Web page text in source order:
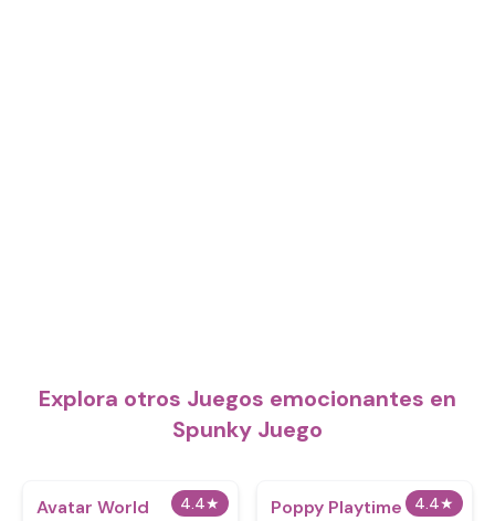
Explora otros Juegos emocionantes en
Spunky Juego
4.4★
Avatar World 4.4★
Poppy Playtime